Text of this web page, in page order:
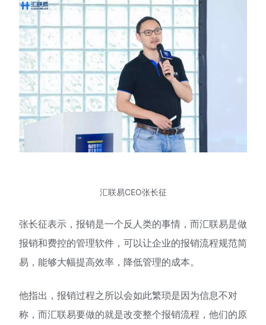
汇联易CEO张长征
张长征表示，报销是一个反人类的事情，而汇联易是做
报销和费控的管理软件，可以让企业的报销流程规范简
易，能够大幅提高效率，降低管理的成本。
他指出，报销过程之所以会如此繁琐是因为信息不对
称，而汇联易要做的就是改变整个报销流程，他们的原